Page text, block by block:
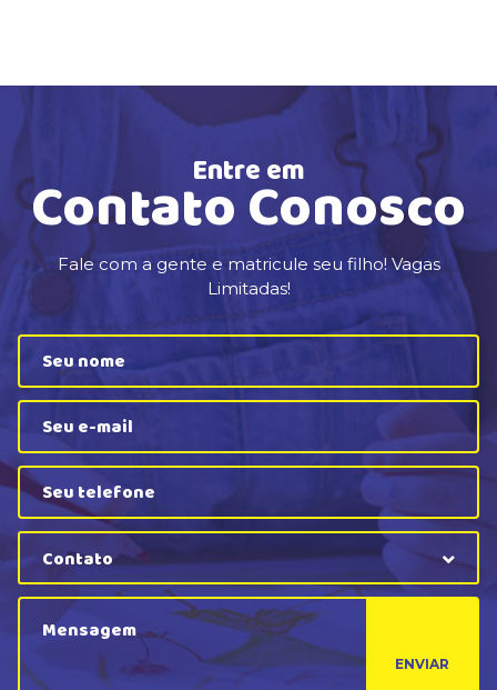
Entre em
Contato Conosco
Fale com a gente e matricule seu filho! Vagas
Limitadas!
Contato
ENVIAR